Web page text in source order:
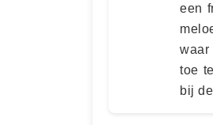
een
waar
toe
bij